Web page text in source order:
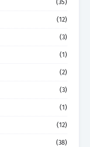
(35)
(12)
(3)
(1)
(2)
(3)
(1)
(12)
(38)